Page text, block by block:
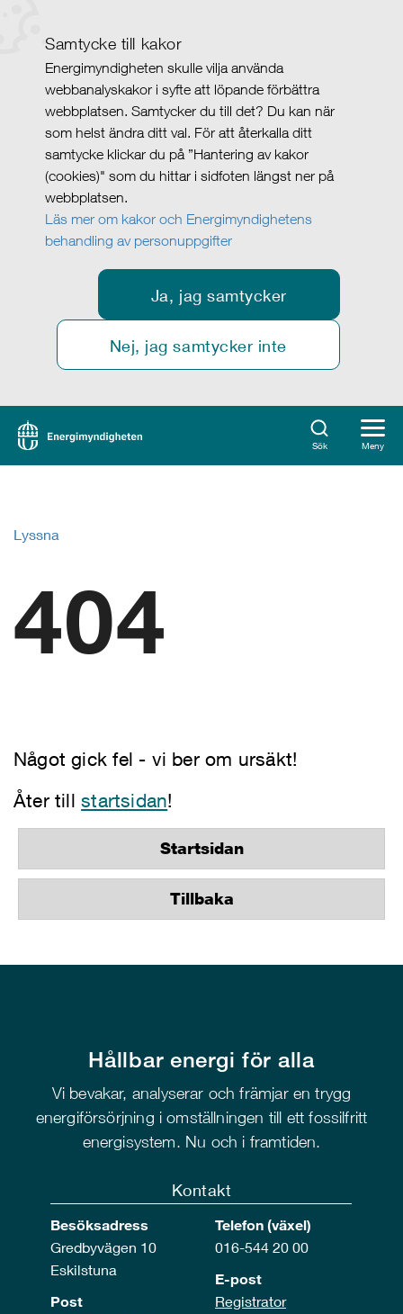
Samtycke till kakor
Energimyndigheten skulle vilja använda
webbanalyskakor i syfte att löpande förbättra
webbplatsen. Samtycker du till det? Du kan när
som helst ändra ditt val. För att återkalla ditt
samtycke klickar du på ”Hantering av kakor
(cookies)" som du hittar i sidfoten längst ner på
webbplatsen.
Läs mer om kakor och Energimyndighetens
behandling av personuppgifter
Ja, jag samtycker
Nej, jag samtycker inte
Sök Meny
Lyssna
404
Något gick fel - vi ber om ursäkt!
Åter tillstartsidan!
Startsidan
Tillbaka
Hållbar energi för alla
Vi bevakar, analyserar och främjar en trygg
energiförsörjning i omställningen till ett fossilfritt
energisystem. Nu och i framtiden.
Kontakt
Besöksadress
Gredbyvägen 10
Eskilstuna
Post
Telefon (växel)
016-544 20 00
E-post
Registrator